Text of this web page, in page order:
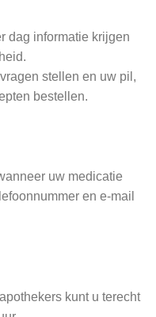
dag informatie krijgen
stellen en uw pil,
bestellen.
uw medicatie
en e-mail
kunt u terecht